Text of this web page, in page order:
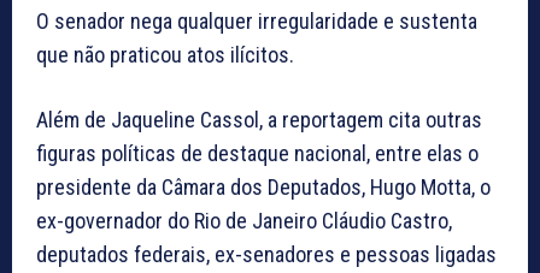
O senador nega qualquer irregularidade e sustenta
que não praticou atos ilícitos.
Além de Jaqueline Cassol, a reportagem cita outras
figuras políticas de destaque nacional, entre elas o
presidente da Câmara dos Deputados, Hugo Motta, o
ex-governador do Rio de Janeiro Cláudio Castro,
deputados federais, ex-senadores e pessoas ligadas